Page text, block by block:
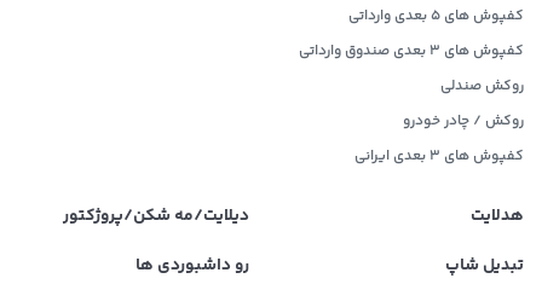
کفپوش های 5 بعدی وارداتی
کفپوش های 3 بعدی صندوق وارداتی
روکش صندلی
روکش / چادر خودرو
کفپوش های ۳ بعدی ایرانی
هدلایت
دیلایت/مه شکن/پروژکتور
تبدیل شاپ
رو داشبوردی ها